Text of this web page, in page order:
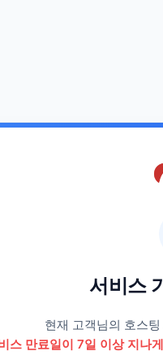
서비스
현재 고객님의 호스
스 만료일이 7일 이상 지나